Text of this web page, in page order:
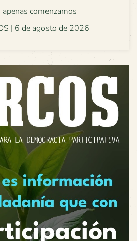
comenzamos
| 6 de agosto de 2026